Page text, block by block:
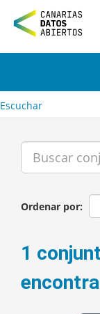
n
tEscuchar
Ordenar por
1